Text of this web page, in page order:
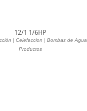
12/1 1/6HP
| Celefaccion | Bombas de Agua
Productos